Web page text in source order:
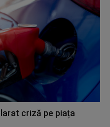
criză pe piața